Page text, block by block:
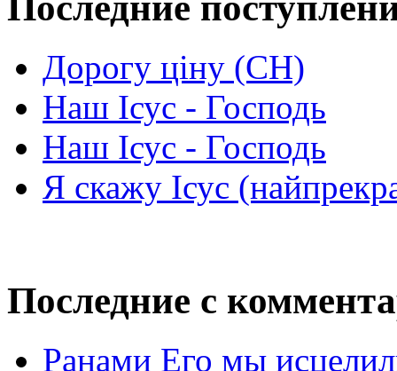
Дорогу ціну (СН)
Наш Ісус - Господь
Наш Ісус - Господь
Я скажу Ісус
Последние с
Ранами Его мы